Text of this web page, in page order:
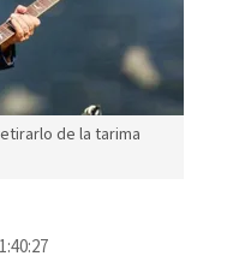
de la tarima